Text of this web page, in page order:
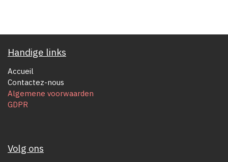
Handige links
Accueil
Contactez-nous
Algemene voorwaarden
GDPR
Volg ons